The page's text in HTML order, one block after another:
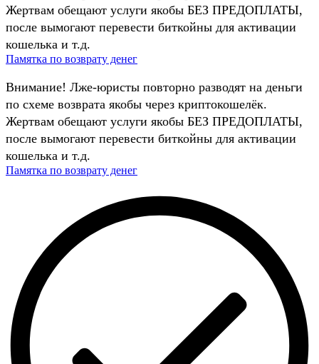
Жертвам обещают услуги якобы БЕЗ ПРЕДОПЛАТЫ,
после вымогают перевести биткойны для активации
кошелька и т.д.
Памятка по возврату денег
Внимание! Лже-юристы повторно разводят на деньги
по схеме возврата якобы через криптокошелёк.
Жертвам обещают услуги якобы БЕЗ ПРЕДОПЛАТЫ,
после вымогают перевести биткойны для активации
кошелька и т.д.
Памятка по возврату денег